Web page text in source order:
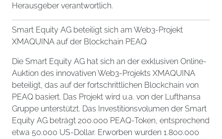
Herausgeber verantwortlich.
Smart Equity AG beteiligt sich am Web3-Projekt
XMAQUINA auf der Blockchain PEAQ
Die Smart Equity AG hat sich an der exklusiven Online-
Auktion des innovativen Web3-Projekts XMAQUINA
beteiligt, das auf der fortschrittlichen Blockchain von
PEAQ basiert. Das Projekt wird u.a. von der Lufthansa
Gruppe unterstützt. Das Investitionsvolumen der Smart
Equity AG beträgt 200.000 PEAQ-Token, entsprechend
etwa 50.000 US-Dollar. Erworben wurden 1.800.000